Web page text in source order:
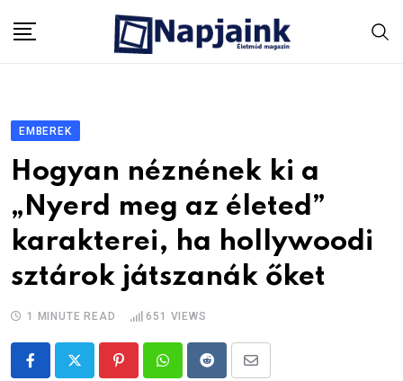
EMBEREK
Hogyan néznének ki a
„Nyerd meg az életed”
karakterei, ha hollywoodi
sztárok játszanák őket
1 MINUTE READ 651 VIEWS
PinterestWhatsappRedditShare